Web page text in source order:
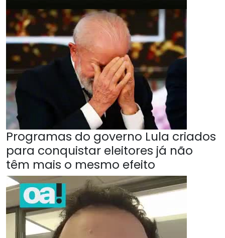
Programas do governo Lula criados
para conquistar eleitores já não
têm mais o mesmo efeito